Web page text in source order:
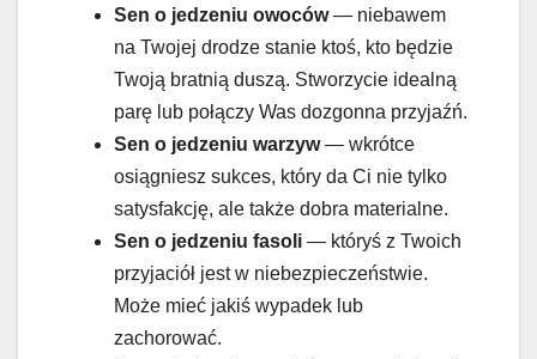
Sen o jedzeniu owoców— niebawem
na Twojej drodze stanie ktoś, kto będzie
Twoją bratnią duszą. Stworzycie idealną
parę lub połączy Was dozgonna przyjaźń.
Sen o jedzeniu warzyw— wkrótce
osiągniesz sukces, który da Ci nie tylko
satysfakcję, ale także dobra materialne.
Sen o jedzeniu fasoli — któryś z Twoich
przyjaciół jest w niebezpieczeństwie.
Może mieć jakiś wypadek lub
zachorować.